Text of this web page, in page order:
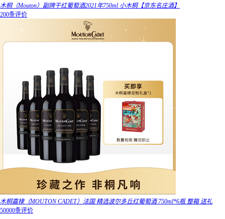
木桐（Mouton）副牌干红葡萄酒2021年750ml 小木桐【京东名庄酒】
200条评价
木桐嘉棣（MOUTON CADET）法国 精选波尔多丘红葡萄酒 750ml*6瓶 整箱 送礼
50000条评价